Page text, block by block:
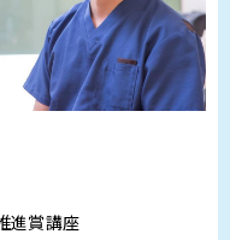
進賞講座